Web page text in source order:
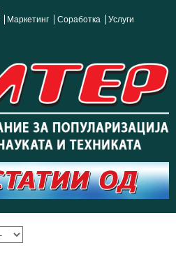
Маркетинг Соработка
Услуги